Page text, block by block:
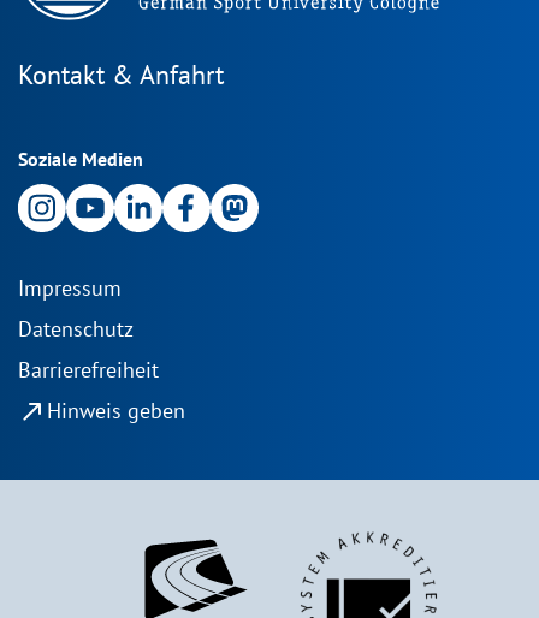
Kontakt & Anfahrt
Soziale Medien
Impressum
Datenschutz
Barrierefreiheit
north_east Hinweis geben